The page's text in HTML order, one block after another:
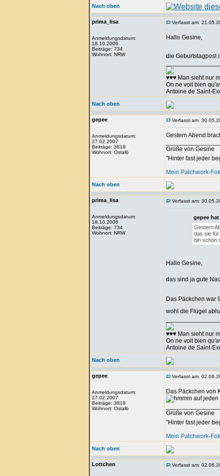
Nach oben
prima_lisa
Anmeldungsdatum:
18.10.2006
Beiträge: 734
Wohnort: NRW
Verfasst am:
Hallo Gesine,
die Geburtstagpost
♥♥♥ Man sieht nur
On ne voit bien
Antoine de Saint-
Nach oben
gepee
Anmeldungsdatum:
27.02.2007
Beiträge: 3819
Wohnort: Ostalb
Verfasst am:
Gestern Abend
Grüße von Gesine
"Hinter fast jeder
Mein Patchwork-
Nach oben
prima_lisa
Anmeldungsdatum:
18.10.2006
Beiträge: 734
Wohnort: NRW
Verfasst am:
gepee
Gestern
das sie
bin schon
Hallo Gesine,
das sind ja gute
Das Päckchen war
wohl die Flügel
♥♥♥ Man sieht nur
On ne voit bien
Antoine de Saint-
Nach oben
gepee
Anmeldungsdatum:
27.02.2007
Beiträge: 3819
Wohnort: Ostalb
Verfasst am:
Das Päckchen von
auf jeden
Grüße von Gesine
"Hinter fast jeder
Mein Patchwork-
Nach oben
Lottchen Verfasst am: